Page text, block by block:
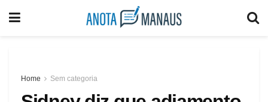
Home Sem categoria